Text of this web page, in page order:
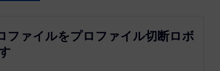
ファイルをプロファイル切断ロボ